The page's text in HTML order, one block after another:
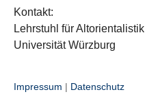
Kontakt:
Lehrstuhl für Altorientalistik
Universität Würzburg
Impressum | Datenschutz